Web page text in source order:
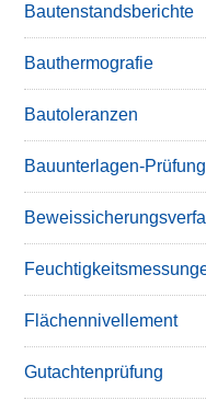
Bautenstandsberichte
Bauthermografie
Bautoleranzen
Bauunterlagen-Prüfung
Flächennivellement
Gutachtenprüfung